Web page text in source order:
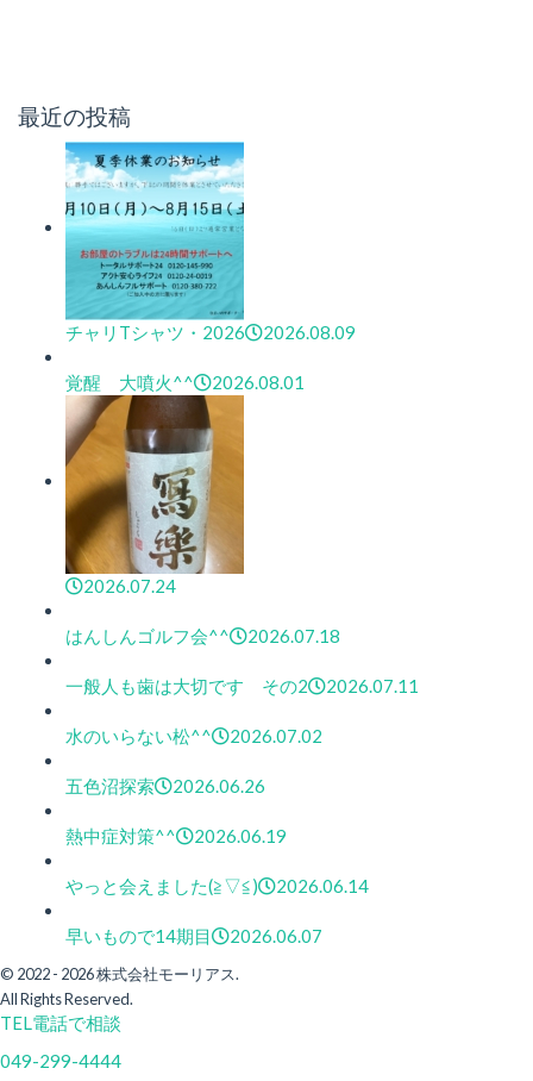
最近の投稿
チャリTシャツ・2026 2026.08.09
覚醒 大噴火^^ 2026.08.01
2026.07.24
はんしんゴルフ会^^ 2026.07.18
一般人も歯は大切です その2 2026.07.11
水のいらない松^^ 2026.07.02
五色沼探索 2026.06.26
熱中症対策^^ 2026.06.19
やっと会えました(≧▽≦) 2026.06.14
早いもので14期目 2026.06.07
© 2022 - 2026 株式会社モーリアス.
All Rights Reserved.
TEL電話で相談
049-299-4444